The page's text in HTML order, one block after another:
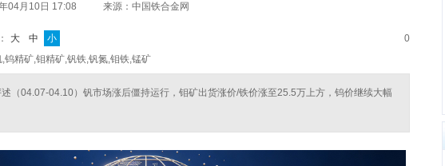
04月10日 17:08 来源：中国铁合金网
大 中 小
0
钨精矿,钼精矿,钒铁,钒氮,钼铁,锰矿
（04.07-04.10）钒市场涨后僵持运行，钼矿出货涨价/铁价涨至25.5万上方，钨价继续大幅